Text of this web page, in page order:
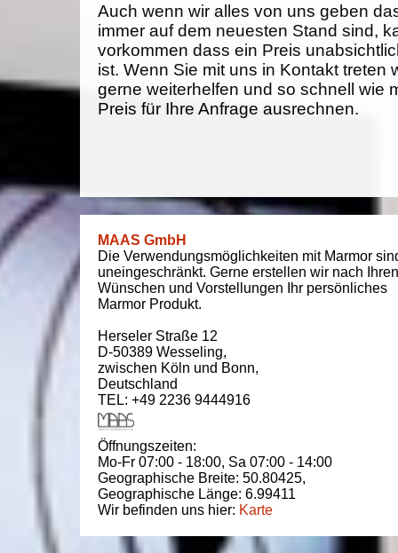
Auch wenn wir alles von uns geben
immer auf dem neuesten Stand sind,
vorkommen dass ein Preis
ist. Wenn Sie mit uns in Kontakt treten
gerne weiterhelfen und so schnell wie
Preis für Ihre Anfrage ausrechnen.
MAAS GmbH
Die Verwendungsmöglichkeiten mit Marmor
uneingeschränkt. Gerne erstellen wir nach Ihren
Wünschen und Vorstellungen Ihr persönliches
Marmor Produkt.
Herseler Straße 12
D-50389 Wesseling,
zwischen Köln und Bonn,
Deutschland
TEL: +49 2236 9444916
Öffnungszeiten:
Mo-Fr 07:00 - 18:00, Sa 07:00 - 14:00
Geographische Breite: 50.80425,
Geographische Länge: 6.99411
Wir befinden uns hier: Karte